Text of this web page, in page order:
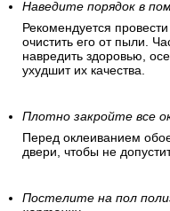
Наведите порядок в
Рекомендуется
очистить его от пыли.
навредить здоровью,
ухудшит их качества.
Плотно закройте все
Перед оклеиванием
двери, чтобы не
Постелите на пол